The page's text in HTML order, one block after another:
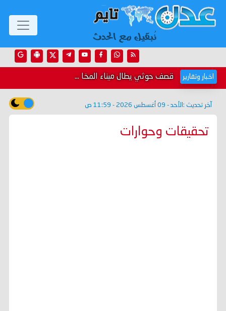
اخبار وتقارير قصف حوثي يطال ميناء المخا ...
آخر تحديث : الأحد - 09 أغسطس 2026 - 11:59 ص
تحقيقات وحوارات